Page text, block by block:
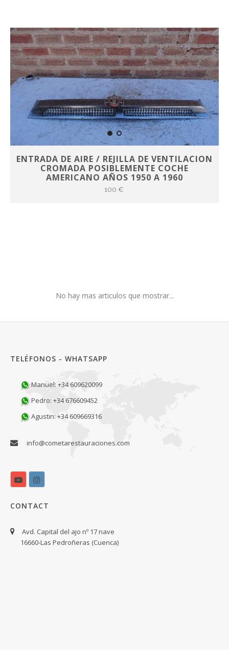
ENTRADA DE AIRE / REJILLA DE VENTILACION
CROMADA POSIBLEMENTE COCHE
AMERICANO AÑOS 1950 A 1960
100 €
No hay mas articulos que mostrar...
TELÉFONOS - WHATSAPP
Manuel: +34 609620099
Pedro: +34 676609452
Agustin: +34 609669316
info@cometarestauraciones.com
CONTACT
Avd. Capital del ajo nº 17 nave
16660-Las Pedroñeras (Cuenca)